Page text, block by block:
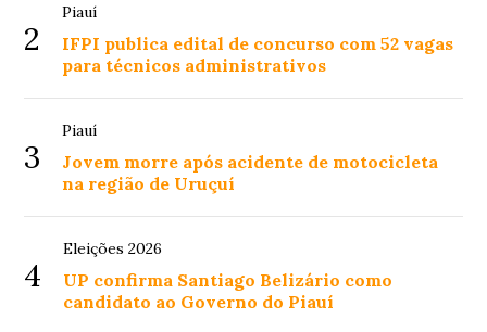
2
Piauí
IFPI publica edital de concurso com 52 vagas
para técnicos administrativos
3
Piauí
Jovem morre após acidente de motocicleta
na região de Uruçuí
4
Eleições 2026
UP confirma Santiago Belizário como
candidato ao Governo do Piauí